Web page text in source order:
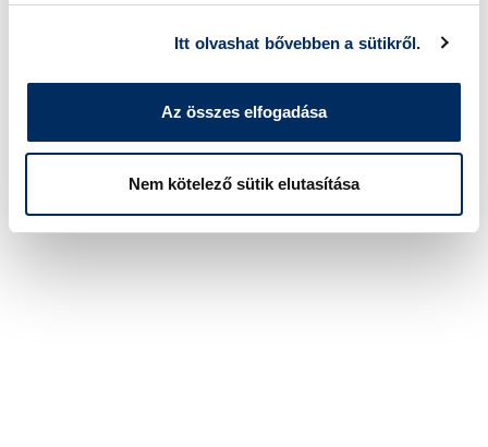
Itt olvashat bővebben a sütikről.
Az összes elfogadása
Nem kötelező sütik elutasítása